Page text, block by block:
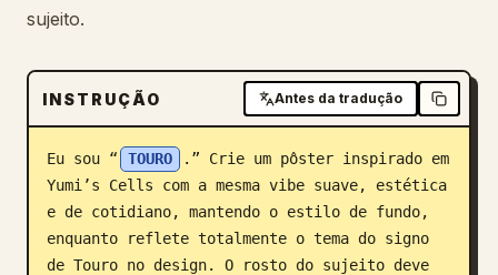
Transferir
Blogue
Atualizações
sujeito.
INSTRUÇÃO Antes da tradução
Eu sou “ TOURO
.” Crie um pôster inspirado em
Yumi’s Cells com a mesma vibe suave, estética
e de cotidiano, mantendo o estilo de fundo,
enquanto reflete totalmente o tema do signo
de Touro no design. O rosto do sujeito deve